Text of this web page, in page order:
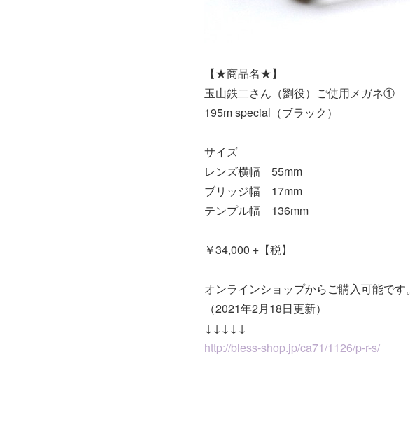
【★商品名★】
玉山鉄二さん（劉役）ご使用メガネ①
195m special（ブラック）
サイズ
レンズ横幅 55mm
ブリッジ幅 17mm
テンプル幅 136mm
￥34,000 +【税】
オンラインショップからご購入可能です。
（2021年2月18日更新）
↓↓↓↓↓
http://bless-shop.jp/ca71/1126/p-r-s/